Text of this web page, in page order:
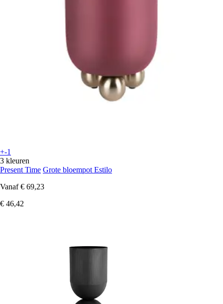
+-1
3 kleuren
Present Time Grote bloempot Estilo
Vanaf € 69,23
€ 46,42